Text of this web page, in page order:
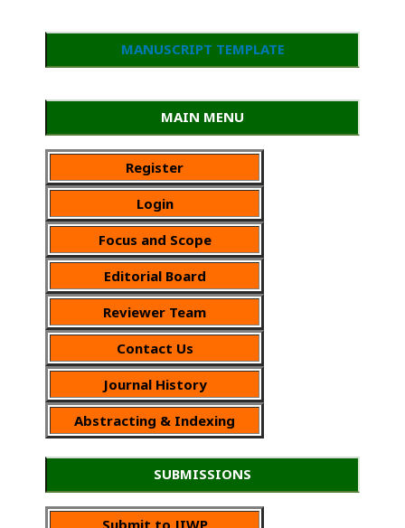
MANUSCRIPT TEMPLATE
MAIN MENU
Register
Login
Focus and Scope
Editorial Board
Reviewer Team
Contact Us
Journal History
Abstracting & Indexing
SUBMISSIONS
Submit to JIWP